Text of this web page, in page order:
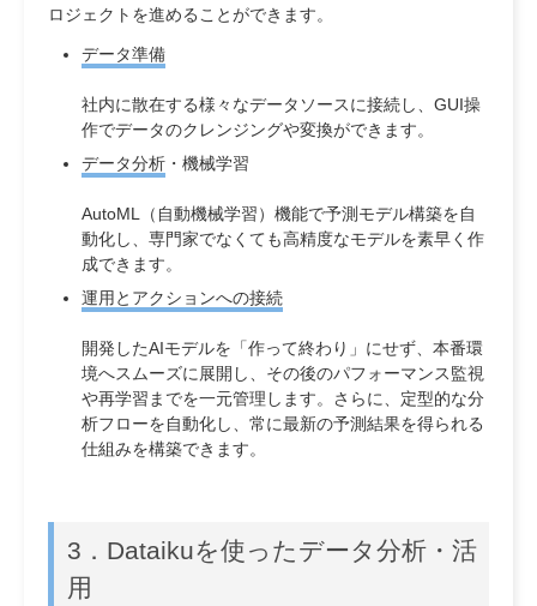
ロジェクトを進めることができます。
データ準備
社内に散在する様々なデータソースに接続し、GUI操
作でデータのクレンジングや変換ができます。
データ分析 ・機械学習
AutoML（自動機械学習）機能で予測モデル構築を自
動化し、専門家でなくても高精度なモデルを素早く作
成できます。
運用とアクションへの接続
開発したAIモデルを「作って終わり」にせず、本番環
境へスムーズに展開し、その後のパフォーマンス監視
や再学習までを一元管理します。さらに、定型的な分
析フローを自動化し、常に最新の予測結果を得られる
仕組みを構築できます。
3． Dataikuを使ったデータ分析・活
用